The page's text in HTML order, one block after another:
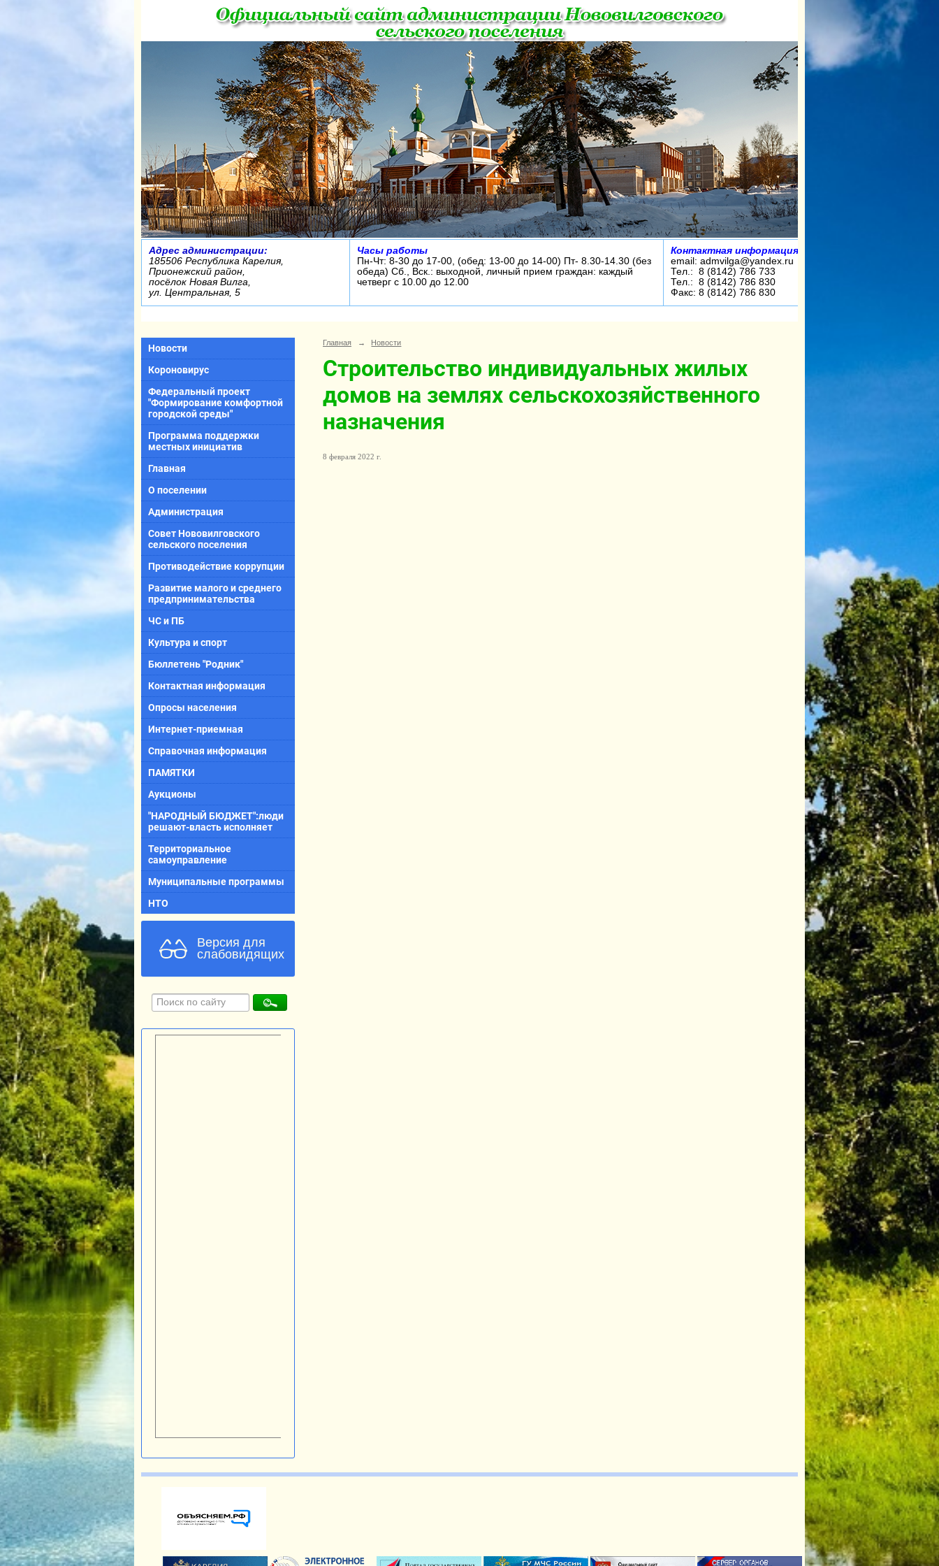
Адрес администрации:
185506 Республика Карелия,
Прионежский район,
посёлок Новая Вилга,
ул. Центральная, 5
Часы работы
Пн-Чт: 8-30 до 17-00, (обед: 13-00 до 14-00) Пт- 8.30-14.30 (без
обеда) Сб., Вск.: выходной, личный прием граждан: каждый
четверг с 10.00 до 12.00
Контактная информация:
email: admvilga@yandex.ru
Тел.: 8 (8142) 786 733
Тел.: 8 (8142) 786 830
Факс: 8 (8142) 786 830
Новости
Короновирус
Федеральный проект
"Формирование комфортной
городской среды"
Программа поддержки
местных инициатив
Главная
О поселении
Администрация
Совет Нововилговского
сельского поселения
Противодействие коррупции
Развитие малого и среднего
предпринимательства
ЧС и ПБ
Культура и спорт
Бюллетень "Родник"
Контактная информация
Опросы населения
Интернет-приемная
Справочная информация
ПАМЯТКИ
Аукционы
"НАРОДНЫЙ БЮДЖЕТ":люди
решают-власть исполняет
Территориальное
самоуправление
Муниципальные программы
НТО
Версия для
слабовидящих
Главная → Новости
Строительство индивидуальных жилых
домов на землях сельскохозяйственного
назначения
8 февраля 2022 г.